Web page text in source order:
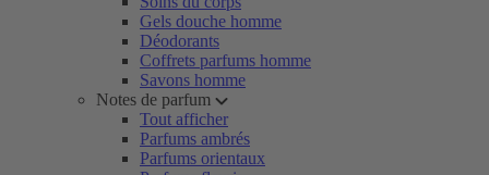
Gels douche homme
Déodorants
Coffrets parfums homme
Savons homme
Notes de parfum
Tout afficher
Parfums ambrés
Parfums orientaux